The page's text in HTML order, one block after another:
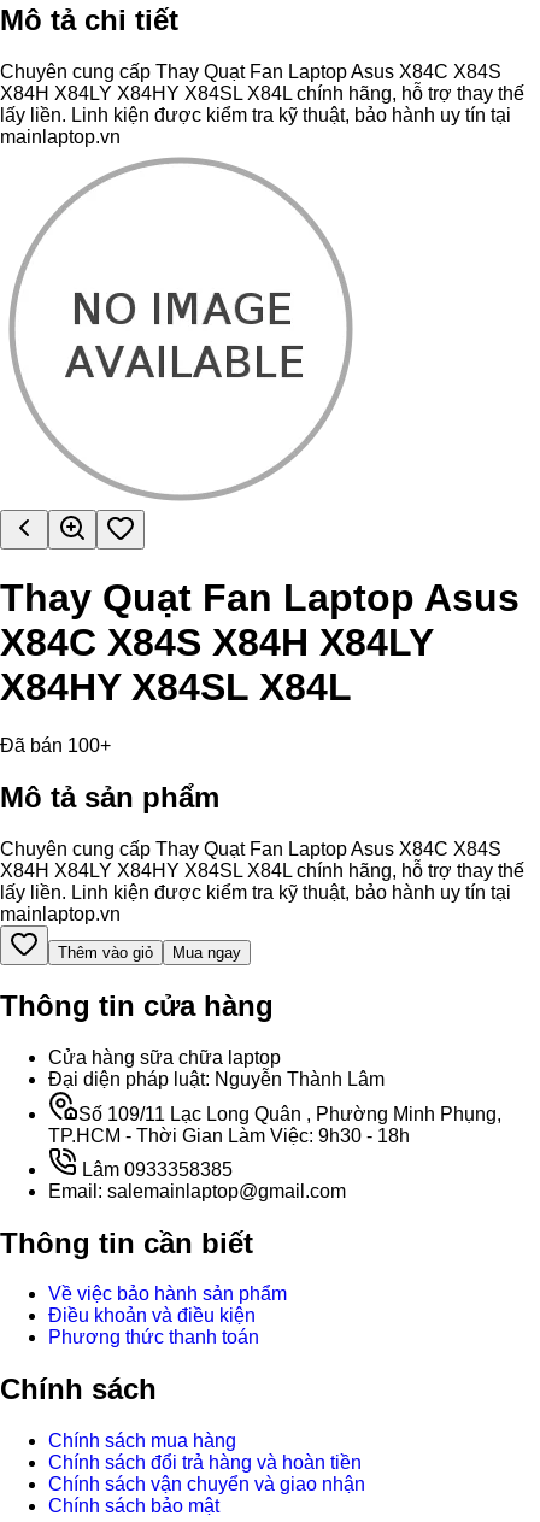
Mô tả chi tiết
Chuyên cung cấp Thay Quạt Fan Laptop Asus X84C X84S
X84H X84LY X84HY X84SL X84L chính hãng, hỗ trợ thay thế
lấy liền. Linh kiện được kiểm tra kỹ thuật, bảo hành uy tín tại
mainlaptop.vn
Thay Quạt Fan Laptop Asus
X84C X84S X84H X84LY
X84HY X84SL X84L
Đã bán 100+
Mô tả sản phẩm
Chuyên cung cấp Thay Quạt Fan Laptop Asus X84C X84S
X84H X84LY X84HY X84SL X84L chính hãng, hỗ trợ thay thế
lấy liền. Linh kiện được kiểm tra kỹ thuật, bảo hành uy tín tại
mainlaptop.vn
Thêm vào giỏ Mua ngay
Thông tin cửa hàng
Cửa hàng sữa chữa laptop
Đại diện pháp luật: Nguyễn Thành Lâm
Số 109/11 Lạc Long Quân , Phường Minh Phụng,
TP.HCM - Thời Gian Làm Việc: 9h30 - 18h
Lâm 0933358385
Email: salemainlaptop@gmail.com
Thông tin cần biết
Về việc bảo hành sản phẩm
Điều khoản và điều kiện
Phương thức thanh toán
Chính sách
Chính sách mua hàng
Chính sách đổi trả hàng và hoàn tiền
Chính sách vận chuyển và giao nhận
Chính sách bảo mật